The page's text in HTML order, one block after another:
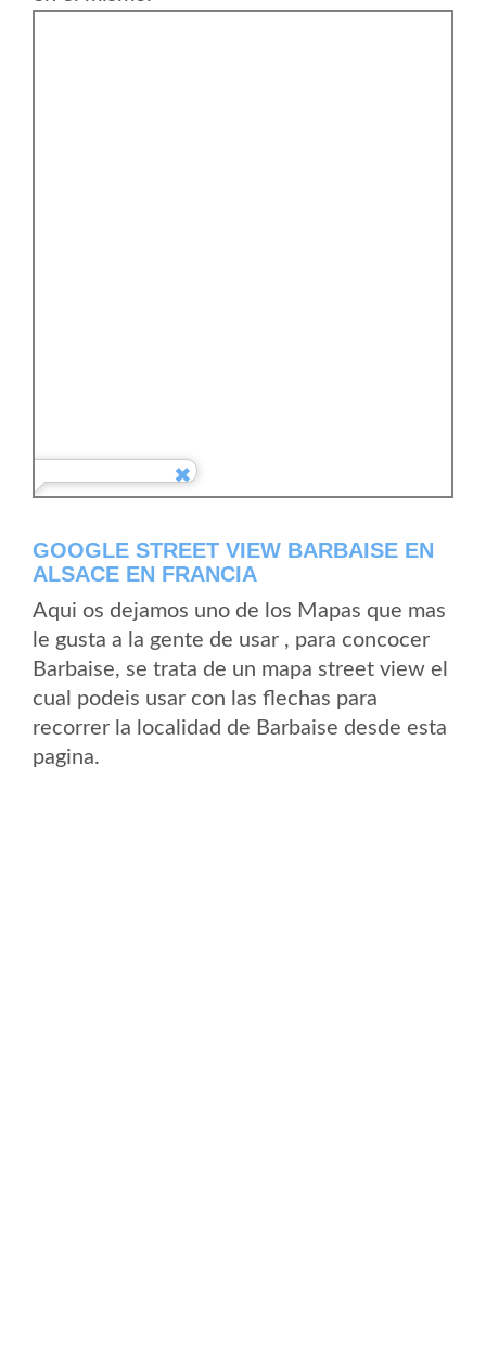
GOOGLE STREET VIEW BARBAISE EN
ALSACE EN FRANCIA
Aqui os dejamos uno de los Mapas que mas
le gusta a la gente de usar , para concocer
Barbaise, se trata de un mapa street view el
cual podeis usar con las flechas para
recorrer la localidad de Barbaise desde esta
pagina.